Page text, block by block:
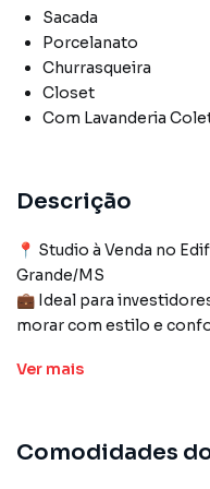
Sacada
Porcelanato
Churrasqueira
Closet
Com Lavanderia
Descrição
📍 Studio à Venda no
Grande/MS
💼 Ideal para
morar com estilo e
Apresentamos este
do Mato Grosso do Sul,
Ver mais
Comodidades